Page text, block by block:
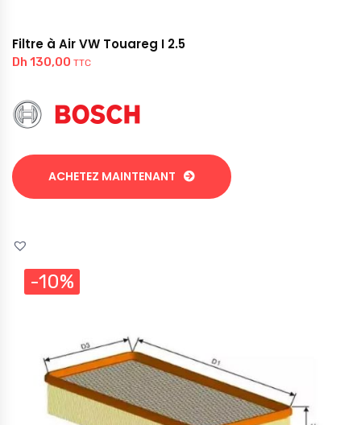
Filtre à Air VW Touareg I 2.5
Dh 130,00 TTC
ACHETEZ MAINTENANT
-10%